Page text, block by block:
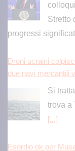
Stretto
progressi
Droni ucraini
due navi mercantili
Si
trova a
[...]
Esordio ok per